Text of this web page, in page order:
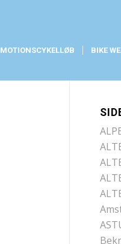
MOTIONSCYKELLØB BIKE